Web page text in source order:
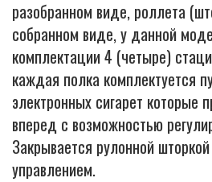
разобранном виде, роллета
собранном виде, у данной
комплектации 4 (четыре)
каждая полка комплектуется
электронных сигарет которые
вперед с возможностью
Закрывается рулонной
управлением.